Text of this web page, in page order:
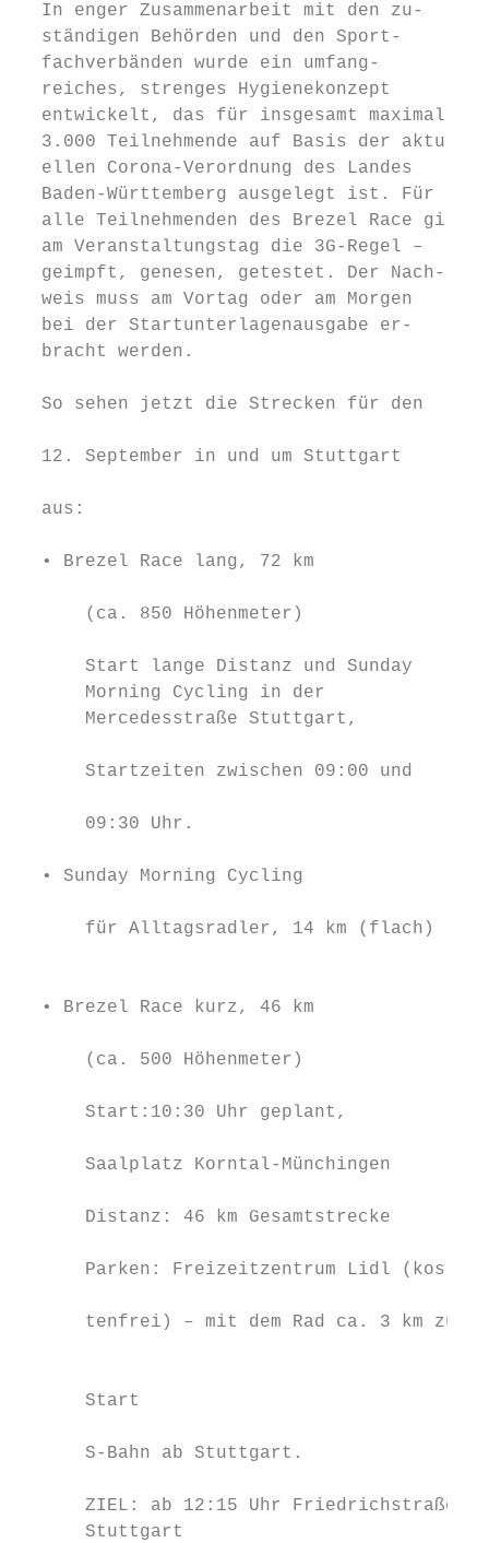
In enger Zusammenarbeit mit den zu-
ständigen Behörden und den Sport-
fachverbänden wurde ein umfang-
reiches, strenges Hygienekonzept
entwickelt, das für insgesamt maximal
3.000 Teilnehmende auf Basis der aktu-
ellen Corona-Verordnung des Landes
Baden-Württemberg ausgelegt ist. Für
alle Teilnehmenden des Brezel Race gilt
am Veranstaltungstag die 3G-Regel –
geimpft, genesen, getestet. Der Nach-
weis muss am Vortag oder am Morgen
bei der Startunterlagenausgabe er-
bracht werden.
  So sehen jetzt die Strecken für den
  12. September in und um Stuttgart
  aus:
  • Brezel Race lang, 72 km
      (ca. 850 Höhenmeter)
Start lange Distanz und Sunday
Morning Cycling in der
Mercedesstraße Stuttgart,
Startzeiten zwischen 09:00 und
09:30 Uhr.
• Sunday Morning Cycling
für Alltagsradler, 14 km (flach)
• Brezel Race kurz, 46 km
(ca. 500 Höhenmeter)
Start:10:30 Uhr geplant,
Saalplatz Korntal-Münchingen
Distanz: 46 km Gesamtstrecke
Parken: Freizeitzentrum Lidl (kos-
tenfrei) – mit dem Rad ca. 3 km zum
Start
      S-Bahn ab Stuttgart.
ZIEL: ab 12:15 Uhr Friedrichstraße
Stuttgart